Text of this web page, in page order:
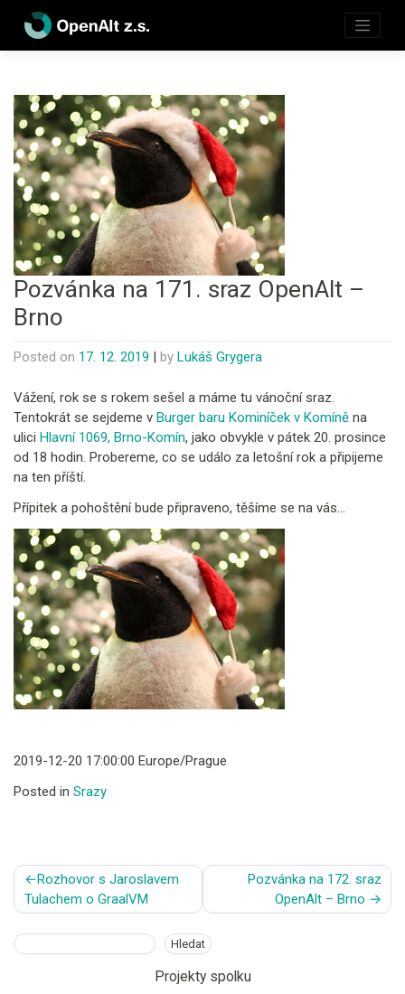
content
Pozvánka na 171. sraz OpenAlt –
Brno
Posted on 17. 12. 2019 by Lukáš Grygera
Vážení, rok se s rokem sešel a máme tu vánoční sraz.
Tentokrát se sejdeme v Burger baru Kominíček v Komíně na
ulici Hlavní 1069, Brno-Komín, jako obvykle v pátek 20. prosince
od 18 hodin. Probereme, co se událo za letošní rok a připijeme
na ten příští.
Přípitek a pohoštění bude připraveno, těšíme se na vás…
2019-12-20 17:00:00 Europe/Prague
Posted in Srazy
Navigace
pro
příspěvek
Rozhovor s Jaroslavem
Tulachem o GraalVM
Pozvánka na 172. sraz
OpenAlt – Brno
Hledat Hledat
Projekty spolku